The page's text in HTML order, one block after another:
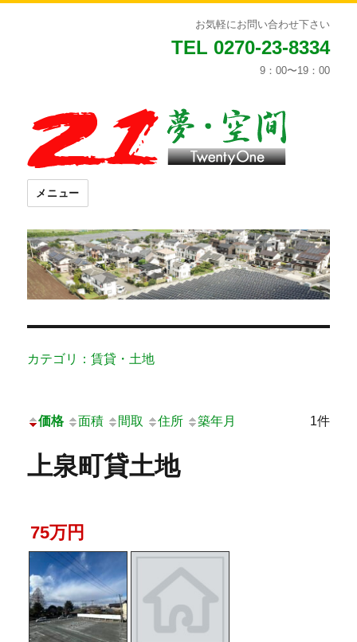
お気軽にお問い合わせ下さい
TEL 0270-23-8334
9：00〜19：00
メニュー
カテゴリ：賃貸・土地
価格 面積 間取 住所 築年月 1件
上泉町貸土地
75万円